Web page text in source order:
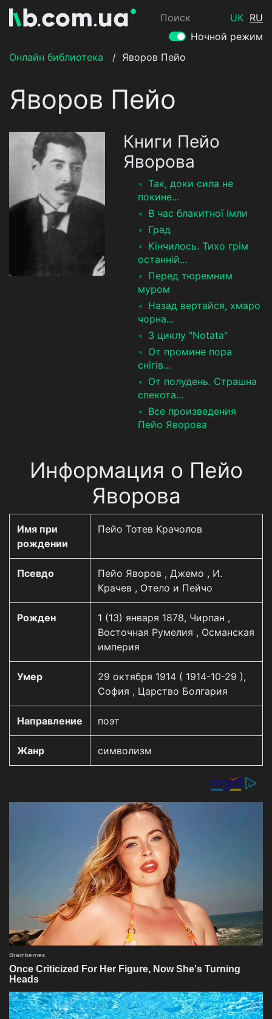
Поиск UK RU
Ночной режим
Онлайн библиотека
/ Яворов Пейо
Яворов Пейо
Книги Пейо
Яворова
Так, доки сила не
покине...
В час блакитної імли
Град
Кінчилось. Тихо грім
останній...
Перед тюремним
муром
Назад вертайся, хмаро
чорна...
З циклу "Notata"
От промине пора
снігів...
От полудень. Страшна
спекота...
Все произведения
Пейо Яворова
Информация о Пейо
Яворова
Имя при
рождении
Пейо Тотев Крачолов
Псевдо
Пейо Яворов , Джемо , И.
Крачев , Отело и Пейчо
Рожден
1 (13) января 1878, Чирпан ,
Восточная Румелия , Османская
империя
Умер
29 октября 1914 ( 1914-10-29 ),
София , Царство Болгария
Направление поэт
Жанр символизм